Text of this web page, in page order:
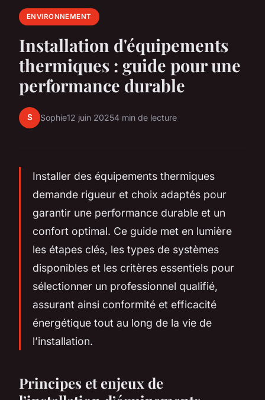
ENVIRONNEMENT
Installation d'équipements
thermiques : guide pour une
performance durable
S Sophie12 juin 20254 min de lecture
Installer des équipements thermiques
demande rigueur et choix adaptés pour
garantir une performance durable et un
confort optimal. Ce guide met en lumière
les étapes clés, les types de systèmes
disponibles et les critères essentiels pour
sélectionner un professionnel qualifié,
assurant ainsi conformité et efficacité
énergétique tout au long de la vie de
l’installation.
Principes et enjeux de